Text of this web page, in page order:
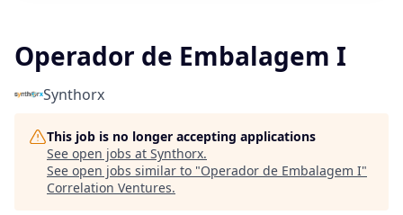
Operador de Embalagem I
Synthorx
This job is no longer accepting applications
See open jobs at Synthorx.
See open jobs similar to "Operador de Embalagem I"
Correlation Ventures.